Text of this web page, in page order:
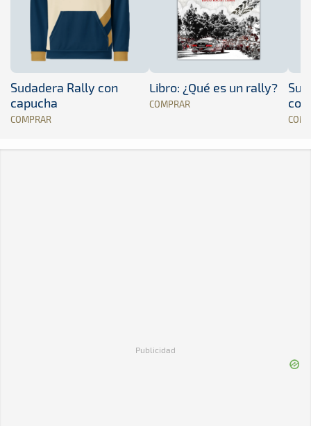
Sudadera Rally con
capucha
COMPRAR
Libro: ¿Qué es un rally?
COMPRAR
Publicidad